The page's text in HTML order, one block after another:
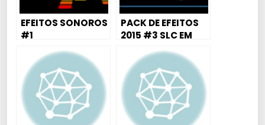
EFEITOS SONOROS
#1
PACK DE EFEITOS
2015 #3 SLC EM